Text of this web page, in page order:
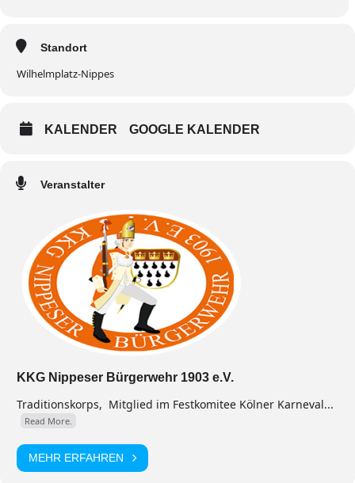
Standort
Wilhelmplatz-Nippes
KALENDER GOOGLE KALENDER
Veranstalter
KKG Nippeser Bürgerwehr 1903 e.V.
Traditionskorps, Mitglied im Festkomitee Kölner Karneval...
Read More.
MEHR ERFAHREN